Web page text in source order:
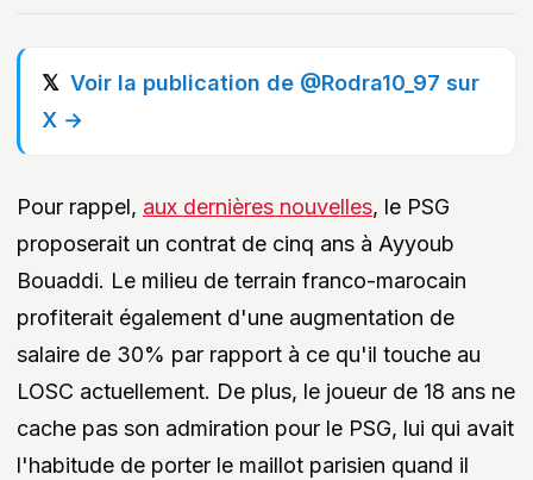
Voir la publication de @Rodra10_97 sur
X →
Pour rappel, aux dernières nouvelles, le PSG
proposerait un contrat de cinq ans à Ayyoub
Bouaddi. Le milieu de terrain franco-marocain
profiterait également d'une augmentation de
salaire de 30% par rapport à ce qu'il touche au
LOSC actuellement. De plus, le joueur de 18 ans ne
cache pas son admiration pour le PSG, lui qui avait
l'habitude de porter le maillot parisien quand il